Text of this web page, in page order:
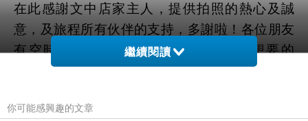
在此感謝文中店家主人，提供拍照的熱心及誠
意，及旅程所有伙伴的支持，多謝啦！各位朋友
有空時，可以到這兒走走喲，發掘您想要的
Feeling，Right!本文螢火蟲之旅圓滿落幕，謝謝
繼續閱讀
你可能感興趣的文章